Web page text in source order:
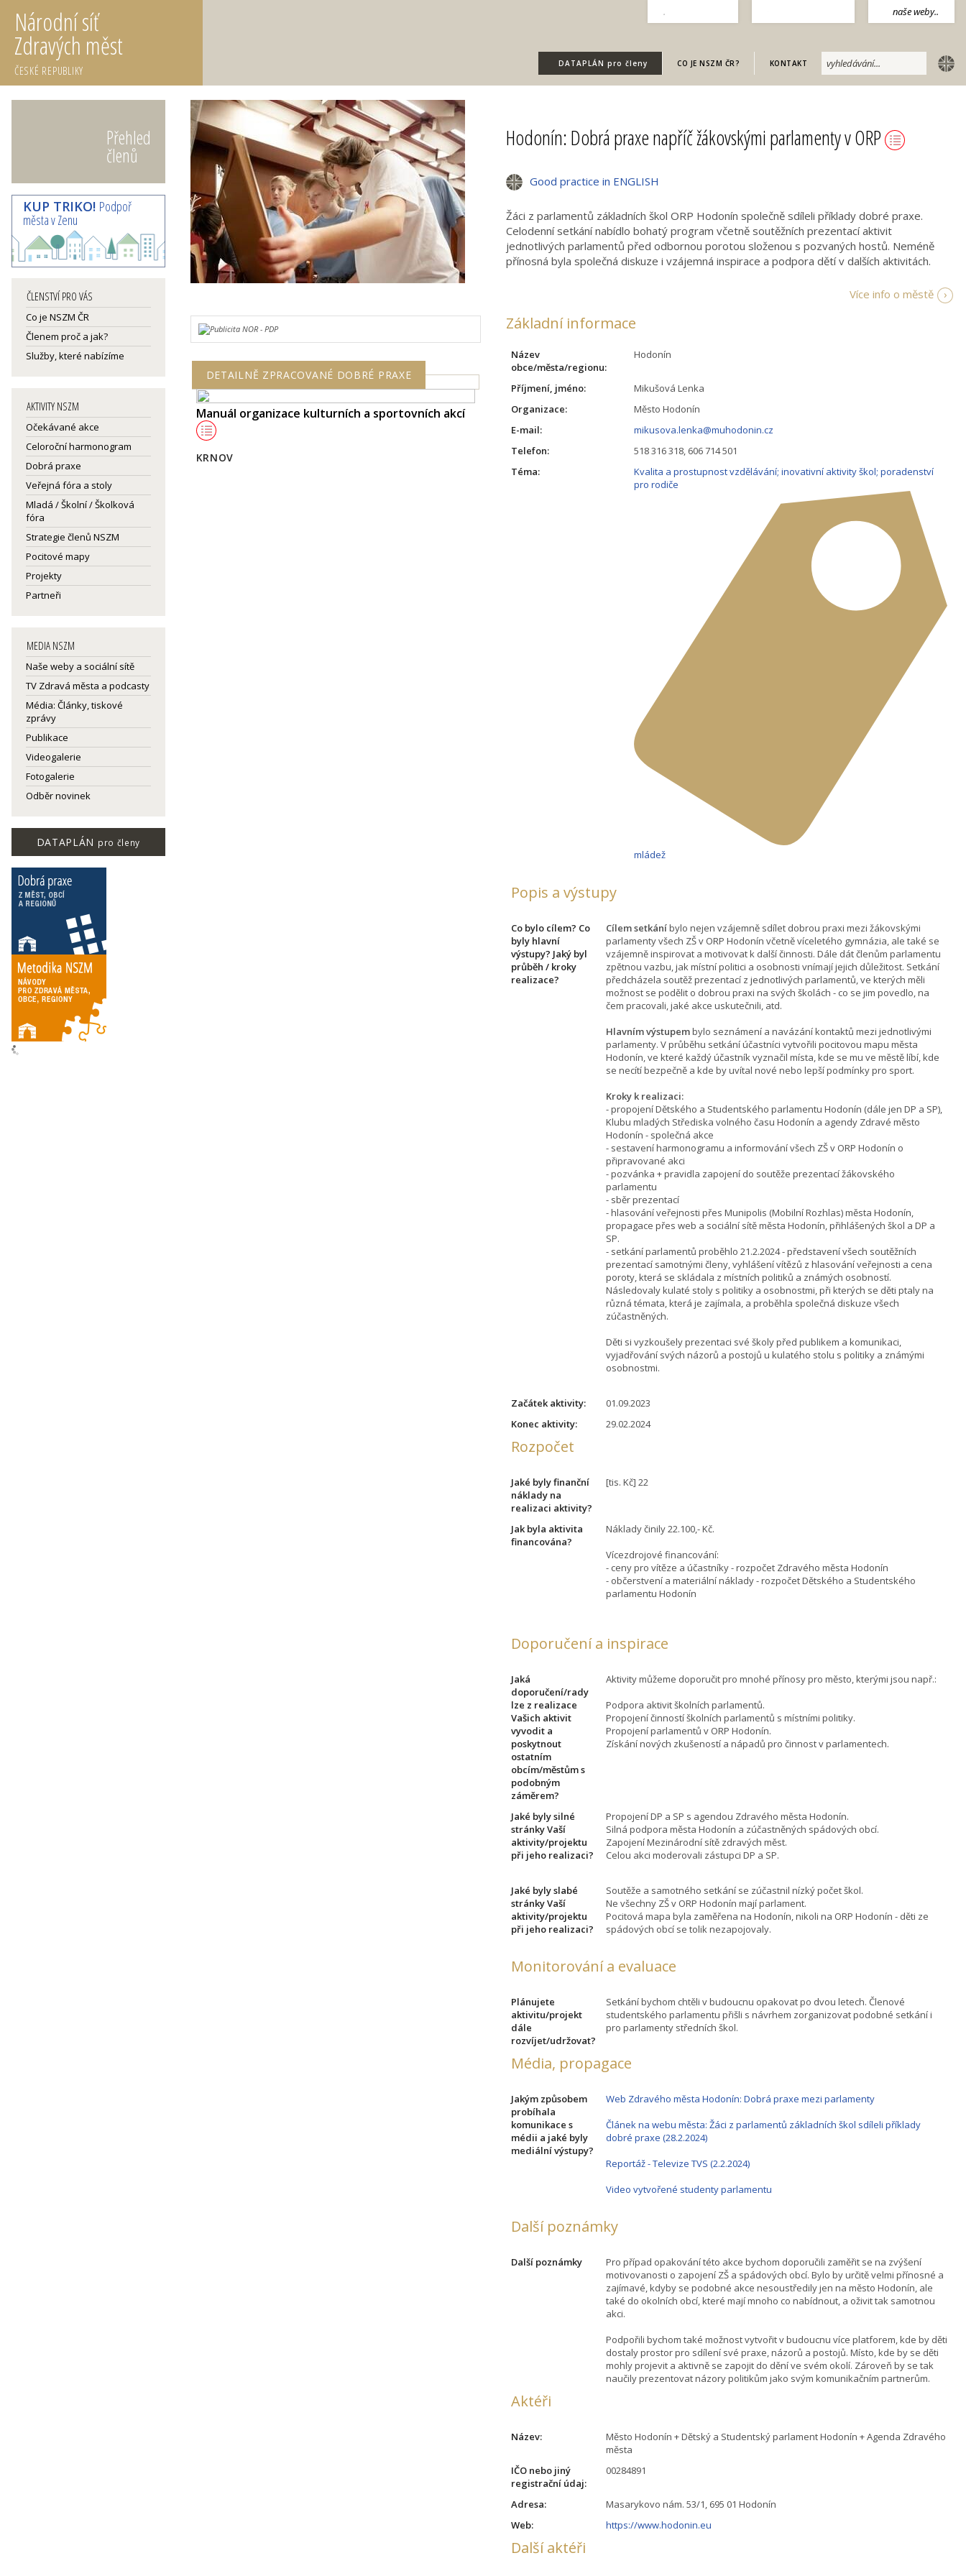
naše weby..
.
Národní síť
Zdravých měst
ČESKÉ REPUBLIKY DATAPLÁN pro členy CO JE NSZM ČR? KONTAKT english
Přehled
členů
KUP TRIKO! Podpoř
města v Zenu
ČLENSTVÍ PRO VÁS
Co je NSZM ČR
Členem proč a jak?
Služby, které nabízíme
AKTIVITY NSZM
Očekávané akce
Celoroční harmonogram
Dobrá praxe
Veřejná fóra a stoly
Mladá / Školní / Školková
fóra
Strategie členů NSZM
Pocitové mapy
Projekty
Partneři
MEDIA NSZM
Naše weby a sociální sítě
TV Zdravá města a podcasty
Média: Články, tiskové
zprávy
Publikace
Videogalerie
Fotogalerie
Odběr novinek
DATAPLÁN pro členy
DETAILNĚ ZPRACOVANÉ DOBRÉ PRAXE
Manuál organizace kulturních a sportovních akcí
KRNOV
Hodonín: Dobrá praxe napříč žákovskými parlamenty v ORP
Good practice in ENGLISH
Žáci z parlamentů základních škol ORP Hodonín společně sdíleli příklady dobré praxe.
Celodenní setkání nabídlo bohatý program včetně soutěžních prezentací aktivit
jednotlivých parlamentů před odbornou porotou složenou s pozvaných hostů. Neméně
přínosná byla společná diskuze i vzájemná inspirace a podpora dětí v dalších aktivitách.
Více info o městě
Základní informace
Název
obce/města/regionu:
Hodonín
Příjmení, jméno:
Mikušová Lenka
Organizace:
Město Hodonín
E-mail:
mikusova.lenka@muhodonin.cz
Telefon:
518 316 318, 606 714 501
Téma:
Kvalita a prostupnost vzdělávání; inovativní aktivity škol; poradenství
pro rodiče
mládež
Popis a výstupy
Co bylo cílem? Co
byly hlavní
výstupy? Jaký byl
průběh / kroky
realizace?
Cílem setkáníbylo nejen vzájemně sdílet dobrou praxi mezi žákovskými
parlamenty všech ZŠ v ORP Hodonín včetně víceletého gymnázia, ale také se
vzájemně inspirovat a motivovat k další činnosti. Dále dát členům parlamentu
zpětnou vazbu, jak místní politici a osobnosti vnímají jejich důležitost. Setkání
předcházela soutěž prezentací z jednotlivých parlamentů, ve kterých měli
možnost se podělit o dobrou praxi na svých školách - co se jim povedlo, na
čem pracovali, jaké akce uskutečnili, atd.
Hlavním výstupembylo seznámení a navázání kontaktů mezi jednotlivými
parlamenty. V průběhu setkání účastníci vytvořili pocitovou mapu města
Hodonín, ve které každý účastník vyznačil místa, kde se mu ve městě líbí, kde
se necítí bezpečně a kde by uvítal nové nebo lepší podmínky pro sport.
Kroky k realizaci:
- propojení Dětského a Studentského parlamentu Hodonín (dále jen DP a SP),
Klubu mladých Střediska volného času Hodonín a agendy Zdravé město
Hodonín - společná akce
- sestavení harmonogramu a informování všech ZŠ v ORP Hodonín o
připravované akci
- pozvánka + pravidla zapojení do soutěže prezentací žákovského
parlamentu
- sběr prezentací
- hlasování veřejnosti přes Munipolis (Mobilní Rozhlas) města Hodonín,
propagace přes web a sociální sítě města Hodonín, přihlášených škol a DP a
SP.
- setkání parlamentů proběhlo 21.2.2024 - představení všech soutěžních
prezentací samotnými členy, vyhlášení vítězů z hlasování veřejnosti a cena
poroty, která se skládala z místních politiků a známých osobností.
Následovaly kulaté stoly s politiky a osobnostmi, při kterých se děti ptaly na
různá témata, která je zajímala, a proběhla společná diskuze všech
zúčastněných.
Děti si vyzkoušely prezentaci své školy před publikem a komunikaci,
vyjadřování svých názorů a postojů u kulatého stolu s politiky a známými
osobnostmi.
Začátek aktivity:
01.09.2023
Konec aktivity:
29.02.2024
Rozpočet
Jaké byly finanční
náklady na
realizaci aktivity?
[tis. Kč] 22
Jak byla aktivita
financována?
Náklady činily 22.100,- Kč.
Vícezdrojové financování:
- ceny pro vítěze a účastníky - rozpočet Zdravého města Hodonín
- občerstvení a materiální náklady - rozpočet Dětského a Studentského
parlamentu Hodonín
Doporučení a inspirace
Jaká
doporučení/rady
lze z realizace
Vašich aktivit
vyvodit a
poskytnout
ostatním
obcím/městům s
podobným
záměrem?
Aktivity můžeme doporučit pro mnohé přínosy pro město, kterými jsou např.:
Podpora aktivit školních parlamentů.
Propojení činností školních parlamentů s místními politiky.
Propojení parlamentů v ORP Hodonín.
Získání nových zkušeností a nápadů pro činnost v parlamentech.
Jaké byly silné
stránky Vaší
aktivity/projektu
při jeho realizaci?
Propojení DP a SP s agendou Zdravého města Hodonín.
Silná podpora města Hodonín a zúčastněných spádových obcí.
Zapojení Mezinárodní sítě zdravých měst.
Celou akci moderovali zástupci DP a SP.
Jaké byly slabé
stránky Vaší
aktivity/projektu
při jeho realizaci?
Soutěže a samotného setkání se zúčastnil nízký počet škol.
Ne všechny ZŠ v ORP Hodonín mají parlament.
Pocitová mapa byla zaměřena na Hodonín, nikoli na ORP Hodonín - děti ze
spádových obcí se tolik nezapojovaly.
Monitorování a evaluace
Plánujete
aktivitu/projekt
dále
rozvíjet/udržovat?
Setkání bychom chtěli v budoucnu opakovat po dvou letech. Členové
studentského parlamentu přišli s návrhem zorganizovat podobné setkání i
pro parlamenty středních škol.
Média, propagace
Jakým způsobem
probíhala
komunikace s
médii a jaké byly
mediální výstupy?
Web Zdravého města Hodonín: Dobrá praxe mezi parlamenty
Článek na webu města: Žáci z parlamentů základních škol sdíleli příklady
dobré praxe (28.2.2024)
Reportáž - Televize TVS (2.2.2024)
Video vytvořené studenty parlamentu
Další poznámky
Další poznámky
Pro případ opakování této akce bychom doporučili zaměřit se na zvýšení
motivovanosti o zapojení ZŠ a spádových obcí. Bylo by určitě velmi přínosné a
zajímavé, kdyby se podobné akce nesoustředily jen na město Hodonín, ale
také do okolních obcí, které mají mnoho co nabídnout, a oživit tak samotnou
akci.
Podpořili bychom také možnost vytvořit v budoucnu více platforem, kde by děti
dostaly prostor pro sdílení své praxe, názorů a postojů. Místo, kde by se děti
mohly projevit a aktivně se zapojit do dění ve svém okolí. Zároveň by se tak
naučily prezentovat názory politikům jako svým komunikačním partnerům.
Aktéři
Název:
Město Hodonín + Dětský a Studentský parlament Hodonín + Agenda Zdravého
města
IČO nebo jiný
registrační údaj:
00284891
Adresa:
Masarykovo nám. 53/1, 695 01 Hodonín
Web:
https://www.hodonin.eu
Další aktéři